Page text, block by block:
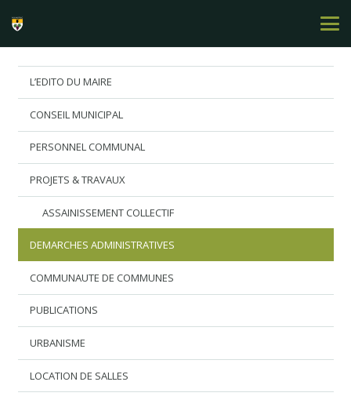
L’EDITO DU MAIRE
CONSEIL MUNICIPAL
PERSONNEL COMMUNAL
PROJETS & TRAVAUX
ASSAINISSEMENT COLLECTIF
DEMARCHES ADMINISTRATIVES
COMMUNAUTE DE COMMUNES
PUBLICATIONS
URBANISME
LOCATION DE SALLES